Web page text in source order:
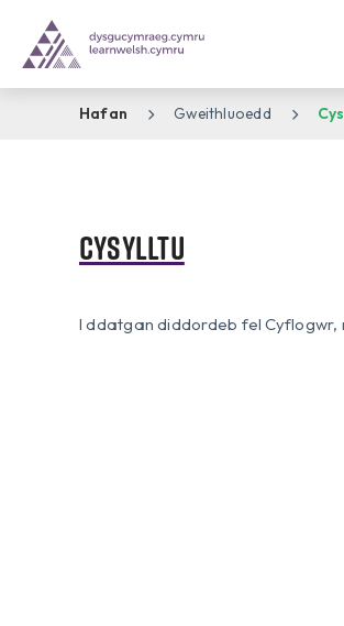
Hafan Gweithluoedd
Cysylltu
I ddatgan diddordeb fel Cyflogwr,